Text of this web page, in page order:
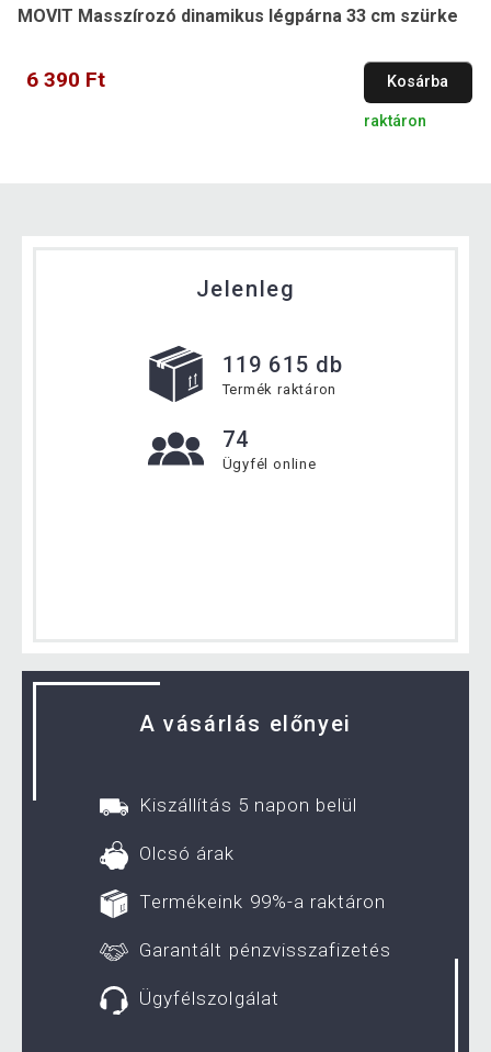
MOVIT Masszírozó dinamikus légpárna 33 cm szürke
6 390 Ft Kosárba
raktáron
Jelenleg
119 615 db
Termék raktáron
74
Ügyfél online
A vásárlás előnyei
Kiszállítás 5 napon belül
Olcsó árak
Termékeink 99%-a raktáron
Garantált pénzvisszafizetés
Ügyfélszolgálat